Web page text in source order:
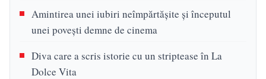
Amintirea unei iubiri neîmpărtășite și începutul
unei povești demne de cinema
Diva care a scris istorie cu un striptease în La
Dolce Vita